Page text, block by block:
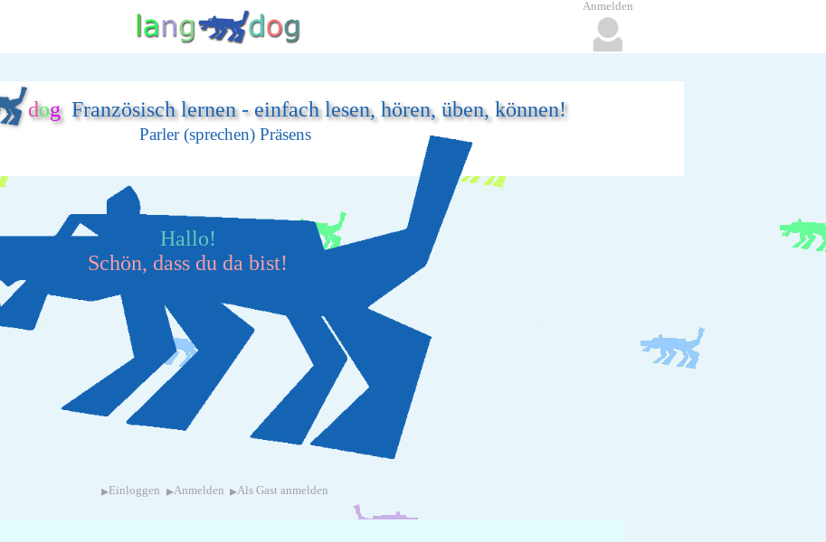
dogFranzösisch lernen - einfach lesen, hören, üben, können!
Parler (sprechen) Präsens
Hallo!
Schön, dass du da bist!
▸ Einloggen ▸Anmelden ▸Als Gast anmelden
Anmelden